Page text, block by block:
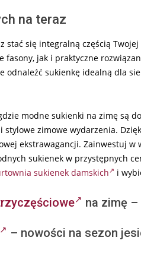
na teraz
się integralną częścią
jak i praktyczne
odnaleźć sukienkę idealną dla
modne sukienki na zimę są
zimowe wydarzenia.
ekstrawagancji. Zainwestuj w
sukienek w przystępnych
sukienek damskich i
na zimę
– nowości na sezon